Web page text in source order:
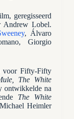
geregisseerd
Andrew Lobel.
, Álvaro
Giorgio
voor Fifty-Fifty
The White
ontwikkelde na
The White
Heimler